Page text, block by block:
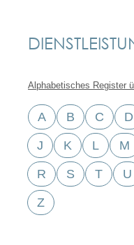
Alphabetisches Register
A B C D
J K L M
R S T U
Z